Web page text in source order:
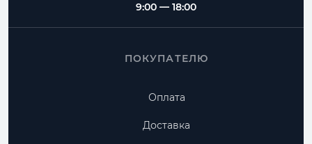
9:00 — 18:00
ПОКУПАТЕЛЮ
Оплата
Доставка